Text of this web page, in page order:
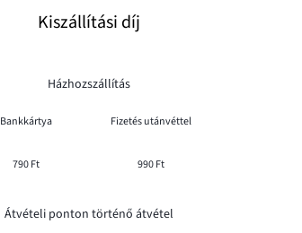
Kiszállítási díj
Házhozszállítás
Bankkártya Fizetés utánvéttel
790 Ft 990 Ft
Átvételi ponton történő átvétel